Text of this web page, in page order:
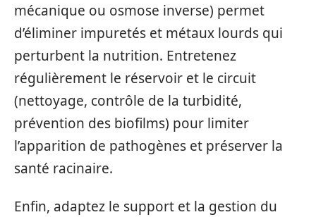
mécanique ou osmose inverse) permet
d’éliminer impuretés et métaux lourds qui
perturbent la nutrition. Entretenez
régulièrement le réservoir et le circuit
(nettoyage, contrôle de la turbidité,
prévention des biofilms) pour limiter
l’apparition de pathogènes et préserver la
santé racinaire.
Enfin, adaptez le support et la gestion du